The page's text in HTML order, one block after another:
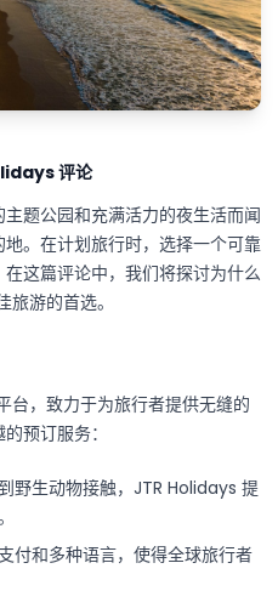
评论
题公园和充满活力的夜生活而闻
。在计划旅行时，选择一个可靠
这篇评论中，我们将探讨为什么
游的首选。
台，致力于为旅行者提供无缝的
预订服务：
野生动物接触，JTR Holidays 提
付和多种语言，使得全球旅行者